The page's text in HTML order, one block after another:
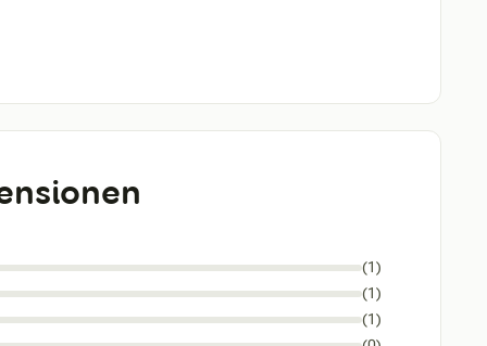
(1)
(1)
(1)